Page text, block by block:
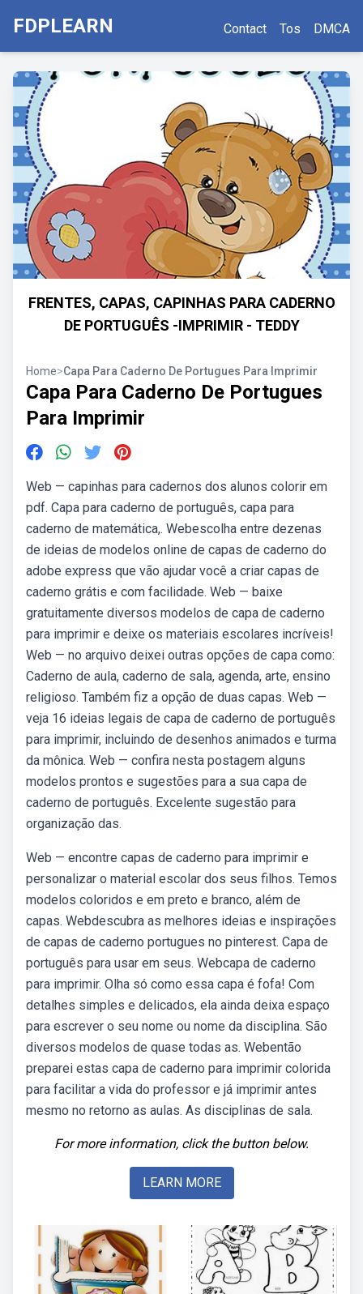
FDPLEARN Contact Tos DMCA
FRENTES, CAPAS, CAPINHAS PARA CADERNO
DE PORTUGUÊS -IMPRIMIR - TEDDY
Home>Capa Para Caderno De Portugues Para Imprimir
Capa Para Caderno De Portugues
Para Imprimir
Web — capinhas para cadernos dos alunos colorir em
pdf. Capa para caderno de português, capa para
caderno de matemática,. Webescolha entre dezenas
de ideias de modelos online de capas de caderno do
adobe express que vão ajudar você a criar capas de
caderno grátis e com facilidade. Web — baixe
gratuitamente diversos modelos de capa de caderno
para imprimir e deixe os materiais escolares incríveis!
Web — no arquivo deixei outras opções de capa como:
Caderno de aula, caderno de sala, agenda, arte, ensino
religioso. Também fiz a opção de duas capas. Web —
veja 16 ideias legais de capa de caderno de português
para imprimir, incluindo de desenhos animados e turma
da mônica. Web — confira nesta postagem alguns
modelos prontos e sugestões para a sua capa de
caderno de português. Excelente sugestão para
organização das.
Web — encontre capas de caderno para imprimir e
personalizar o material escolar dos seus filhos. Temos
modelos coloridos e em preto e branco, além de
capas. Webdescubra as melhores ideias e inspirações
de capas de caderno portugues no pinterest. Capa de
português para usar em seus. Webcapa de caderno
para imprimir. Olha só como essa capa é fofa! Com
detalhes simples e delicados, ela ainda deixa espaço
para escrever o seu nome ou nome da disciplina. São
diversos modelos de quase todas as. Webentão
preparei estas capa de caderno para imprimir colorida
para facilitar a vida do professor e já imprimir antes
mesmo no retorno as aulas. As disciplinas de sala.
For more information, click the button below.
LEARN MORE